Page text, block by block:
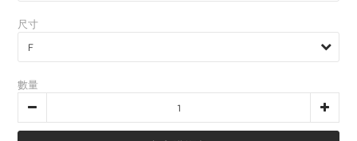
尺寸
數量